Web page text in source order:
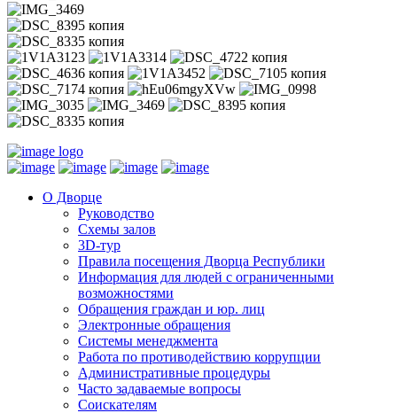
О Дворце
Руководство
Схемы залов
3D-тур
Правила посещения Дворца Республики
Информация для людей с ограниченными
возможностями
Обращения граждан и юр. лиц
Электронные обращения
Системы менеджмента
Работа по противодействию коррупции
Административные процедуры
Часто задаваемые вопросы
Соискателям